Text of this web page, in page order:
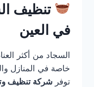
تنظيف
في العين
السجاد من أكثر
خاصة في المنازل
توفر شركة تنظيف